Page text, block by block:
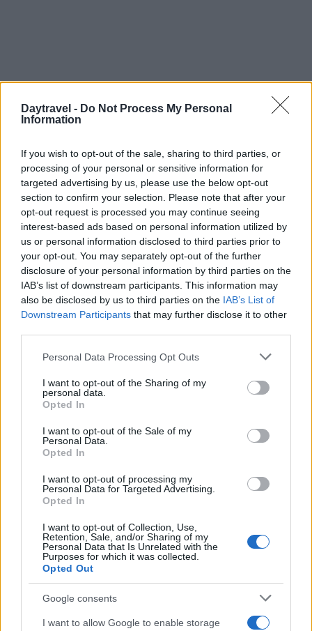
Daytravel - Do Not Process My Personal
Information
If you wish to opt-out of the sale, sharing to third parties, or
processing of your personal or sensitive information for
targeted advertising by us, please use the below opt-out
section to confirm your selection. Please note that after your
opt-out request is processed you may continue seeing
interest-based ads based on personal information utilized by
us or personal information disclosed to third parties prior to
your opt-out. You may separately opt-out of the further
disclosure of your personal information by third parties on the
IAB’s list of downstream participants. This information may
also be disclosed by us to third parties on the IAB’s List of
Downstream Participants that may further disclose it to other
Please note that this website/app uses one or more Google
not limited to your visit or usage behaviour. You may click to
grant or deny consent to Google and its third-party tags to
use your data for below specified purposes in below Google
consent section.
Personal Data Processing Opt Outs
I want to opt-out of the Sharing of my
personal data.
Opted In
I want to opt-out of the Sale of my
Personal Data.
Opted In
I want to opt-out of processing my
Personal Data for Targeted Advertising.
Opted In
I want to opt-out of Collection, Use,
Retention, Sale, and/or Sharing of my
Personal Data that Is Unrelated with the
Purposes for which it was collected.
Opted Out
Google consents
I want to allow Google to enable storage
Continua a leggere
FUORI PORTA
Odissea e Spider-Man: i film che hanno rivoluzionato
Alessandro Tassinari · 5 Ago 2026
ciclismo italiano